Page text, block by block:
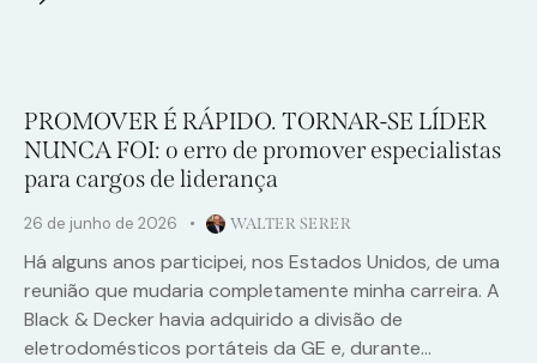
PROMOVER É RÁPIDO. TORNAR-SE LÍDER
NUNCA FOI: o erro de promover especialistas
para cargos de liderança
26 de junho de 2026 WALTER SERER
Há alguns anos participei, nos Estados Unidos, de uma
reunião que mudaria completamente minha carreira. A
Black & Decker havia adquirido a divisão de
eletrodomésticos portáteis da GE e, durante…